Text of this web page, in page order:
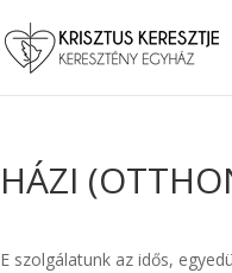
HÁZI
E szolgálatunk az idős,